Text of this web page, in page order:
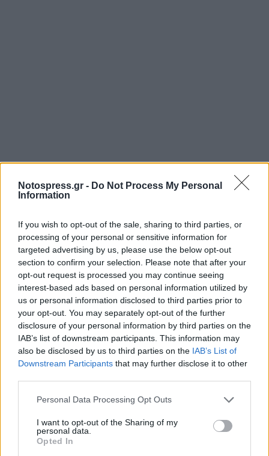
Notospress.gr - Do Not Process My Personal
Information
If you wish to opt-out of the sale, sharing to third parties, or
processing of your personal or sensitive information for
targeted advertising by us, please use the below opt-out
section to confirm your selection. Please note that after your
opt-out request is processed you may continue seeing
interest-based ads based on personal information utilized by
us or personal information disclosed to third parties prior to
your opt-out. You may separately opt-out of the further
disclosure of your personal information by third parties on the
IAB’s list of downstream participants. This information may
also be disclosed by us to third parties on the IAB’s List of
Downstream Participants that may further disclose it to other
Personal Data Processing Opt Outs
I want to opt-out of the Sharing of my
personal data.
Opted In
Σχετικά Άρθρα